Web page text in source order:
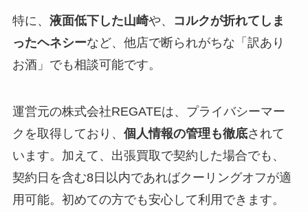
特に、 液面低下した山崎や、
コルクが折れてしま
ったヘネシーなど、他店で断られがちな「訳あり
お酒」でも相談可能です。
運営元の株式会社REGATEは、プライバシーマー
クを取得しており、 個人情報の管理も徹底されて
います。加えて、出張買取で契約した場合でも、
契約日を含む8日以内であればクーリングオフが適
用可能。初めての方でも安心して利用できます。